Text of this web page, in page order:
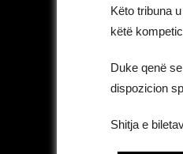
Këto tribuna
këtë
Duke qenë
dispozicion
Shitja e